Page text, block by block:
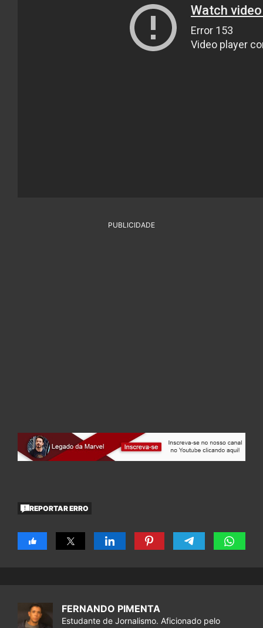
PUBLICIDADE
REPORTAR ERRO
FERNANDO PIMENTA
Estudante de Jornalismo. Aficionado pelo